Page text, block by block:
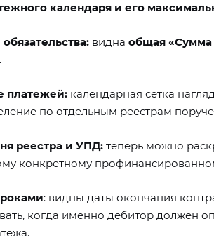
календаря и его
видна общая
платежей: календарная сетка
по отдельным реестрам
реестра и УПД: теперь можно
конкретному
: видны даты окончания
когда именно дебитор должен